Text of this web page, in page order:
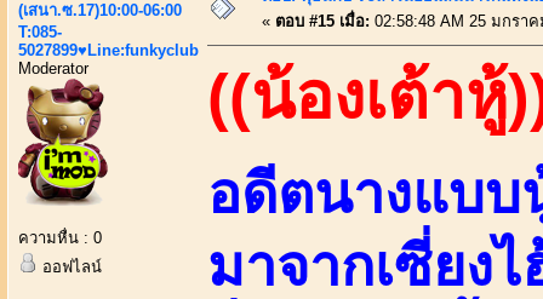
(เสนา.ซ.17)10:00-06:00
T:085-
5027899♥Line:funkyclub
Moderator
ความหื่น : 0
ออฟไลน์
« ตอบ #15 เมื่อ: 02:58:48 AM 25 มกรา
((น้องเต้าหู้
อดีตนางแบบ
มาจากเซี่ยง